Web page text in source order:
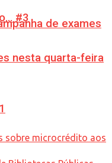
de exames
nesta quarta-feira
#3